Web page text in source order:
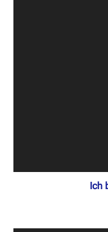
Ich